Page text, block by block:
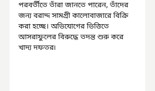
পরবর্তীতে তাঁরা জানতে পারেন, তাঁদের
জন্য বরাদ্দ সামগ্রী কালোবাজারে বিক্রি
করা হচ্ছে। অভিযোগের ভিত্তিতে
আসরাফুলের বিরুদ্ধে তদন্ত শুরু করে
খাদ্য দফতর৷